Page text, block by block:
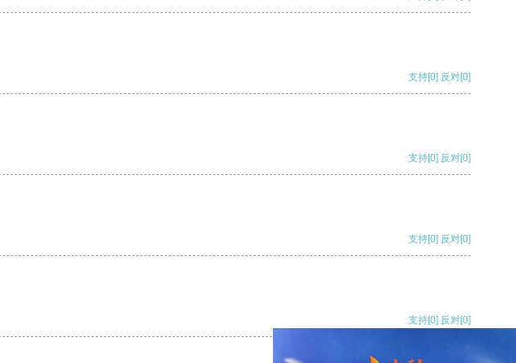
支持[0] 反对[0]
支持[0] 反对[0]
支持[0] 反对[0]
支持[0] 反对[0]